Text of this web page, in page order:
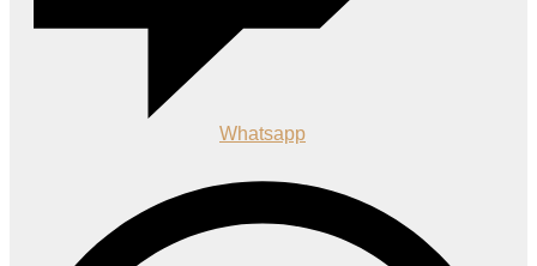
Whatsapp